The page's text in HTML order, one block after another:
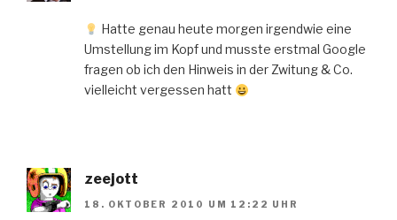
Hatte genau heute morgen irgendwie eine
Umstellung im Kopf und musste erstmal Google
fragen ob ich den Hinweis in der Zwitung & Co.
vielleicht vergessen hatt
zeejott
18. OKTOBER 2010 UM 12:22 UHR